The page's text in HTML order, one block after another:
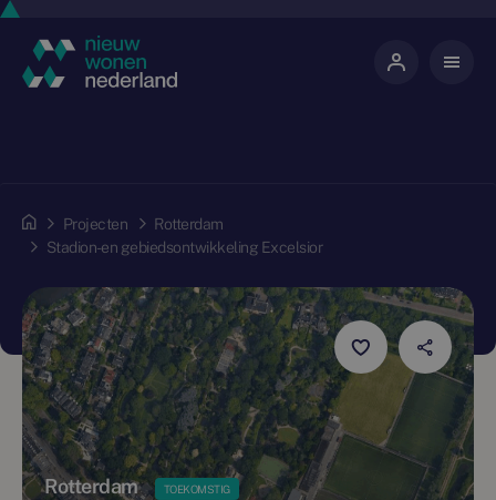
Projecten
Rotterdam
Stadion- en gebiedsontwikkeling Excelsior
Rotterdam TOEKOMSTIG